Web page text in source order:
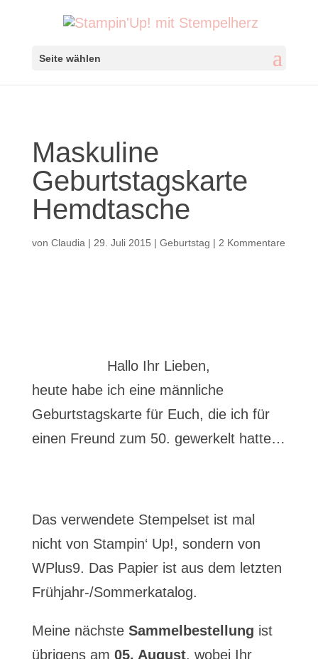
Seite wählen
Maskuline
Geburtstagskarte
Hemdtasche
von Claudia | 29. Juli 2015 | Geburtstag | 2 Kommentare
Hallo Ihr Lieben,
heute habe ich eine männliche
Geburtstagskarte für Euch, die ich für
einen Freund zum 50. gewerkelt hatte…
Das verwendete Stempelset ist mal
nicht von Stampin‘ Up!, sondern von
WPlus9. Das Papier ist aus dem letzten
Frühjahr-/Sommerkatalog.
Meine nächste Sammelbestellung ist
übrigens am 05. August, wobei Ihr